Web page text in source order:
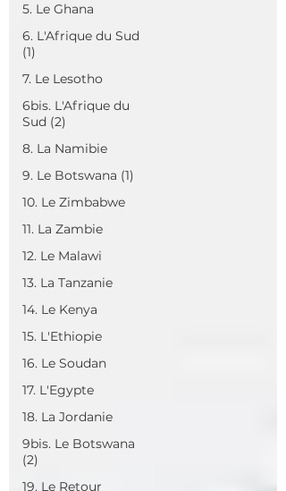
5. Le Ghana
6. L'Afrique du Sud
(1)
7. Le Lesotho
6bis. L'Afrique du
Sud (2)
8. La Namibie
9. Le Botswana (1)
10. Le Zimbabwe
11. La Zambie
12. Le Malawi
13. La Tanzanie
14. Le Kenya
15. L'Ethiopie
16. Le Soudan
17. L'Egypte
18. La Jordanie
9bis. Le Botswana
(2)
19. Le Retour